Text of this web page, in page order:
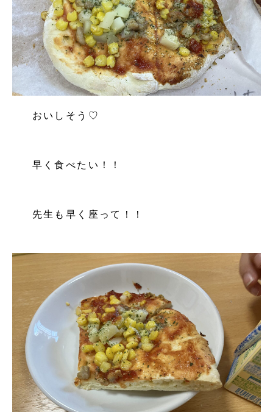
おいしそう♡
早く食べたい！！
先生も早く座って！！